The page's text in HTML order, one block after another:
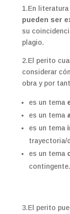
1.En literatura l
pueden ser
su
plagio.
2.El perito
considerar
obra y por
es un tema
es un tema
es un tema
trayectoria/
es un tema
contingente.
3.El perito